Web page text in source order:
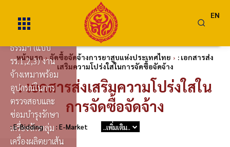
EN
หน้าแรก จัดซื้อจัดจ้างการยาสูบแห่งประเทศไทย
: เอกสารส่ง
เสริมความโปร่งใสในการจัดซื้อจัดจ้าง
: เอกสารส่งเสริมความโปร่งใสใน
การจัดซื้อจัดจ้าง
: E-Bidding : E-Market ..เพิ่มเติม..
การจัดซื้อจัดจ้าง
ธรรมฯ (แบบ
รร.1,2,3) งาน
จ้างเหมาพร้อม
อุปกรณ์ในการ
ตรวจสอบและ
ซ่อมบำรุงรักษา
เครื่องจักรกลุ่ม
เครื่องผลิตยาเส้น